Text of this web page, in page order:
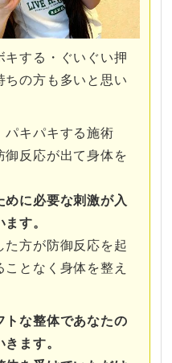
キする・ぐいぐい押
ちの方も多いと思い
パキパキする施術
御反応が出て身体を
めに必要な刺激が入
す。
た方が防御反応を起
となく身体を整え
トな整体であなたの
ます。